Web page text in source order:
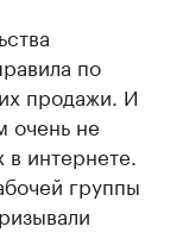
по
продажи. И
очень не
интернете.
группы